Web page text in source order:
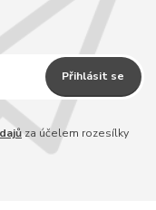
Přihlásit se
za účelem rozesílky